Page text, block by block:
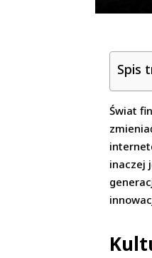
Spis
Świat
inaczej